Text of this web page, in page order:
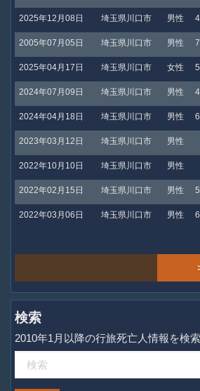
2025年12月08日 埼玉県川口市 男性
2005年07月05日 埼玉県川口市 男性
2025年04月17日 埼玉県川口市 女性
2024年07月09日 埼玉県川口市 男性
2024年04月18日 埼玉県川口市 男性
2023年03月12日 埼玉県川口市 男性
2022年10月10日 埼玉県川口市 男性
2022年02月15日 埼玉県川口市 男性
2022年03月06日 埼玉県川口市 男性
検索
2010年1月以降の行旅死亡人情報を検